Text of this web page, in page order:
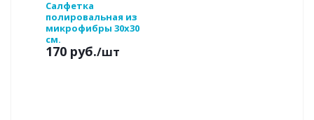
Салфетка
полировальная из
микрофибры 30х30
см.
170 руб./шт